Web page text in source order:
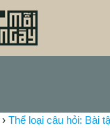
› Thể loại câu hỏi: Bài